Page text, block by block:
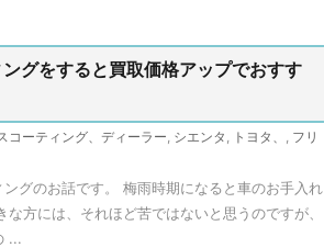
グをすると買取価格アップでおすす
コーティング、ディーラー シエンタ トヨタ、
フリ
グのお話です。 梅雨時期になると車のお手入れ
方には、それほど苦ではないと思うのですが、
...